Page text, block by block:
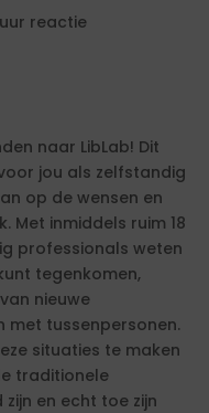
reactie
naar LibLab! Dit
jou als zelfstandig
op de wensen en
Met inmiddels ruim 18
professionals weten
tegenkomen,
nieuwe
tussenpersonen.
situaties te maken
traditionele
en echt toe zijn